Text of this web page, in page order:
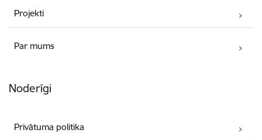
Projekti
Par mums
Noderīgi
Privātuma politika